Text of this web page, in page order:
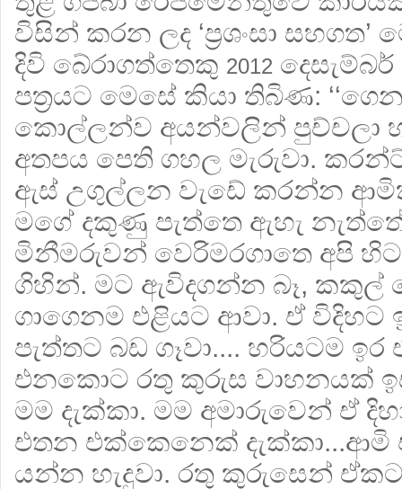
විසින් කරන ලද ‘ප‍්‍රශංසා
දිවි බේරාගත්තෙකු 2012 දෙසැම්බර්
පත‍්‍රයට මෙසේ කියා තිබිණ:
කොල්ලන්ව අයන්වලින් පුච්චලා
අතපය පෙති ගහල මැරුවා.
ඇස් උගුල්ලන වැඩේ කරන්න
මගේ දකුණු පැත්තෙ ඇහැ
මිනීමරුවන් වෙරිමරගාතෙ අපි
ගිහින්. මට ඇවිදගන්න බෑ, කකුල්
ගාගෙනම එළියට ආවා. ඒ
පැත්තට බඩ ගෑවා.... හරියටම
එනකොට රතු කුරුස වාහනයක්
මම දැක්කා. මම අමාරුවෙන් ඒ
එතන එක්කෙනෙක් දැක්කා...ආමි
යන්න හැදුවා. රතු කුරුසෙන්